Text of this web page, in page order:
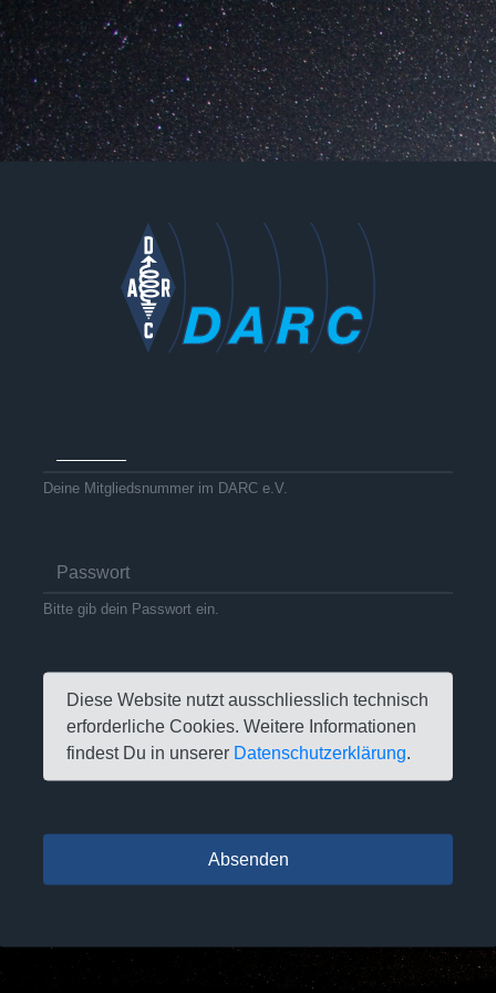
Deine Mitgliedsnummer im DARC e.V.
Bitte gib dein Passwort ein.
Diese Website nutzt ausschliesslich technisch
erforderliche Cookies. Weitere Informationen
findest Du in unserer Datenschutzerklärung.
Absenden